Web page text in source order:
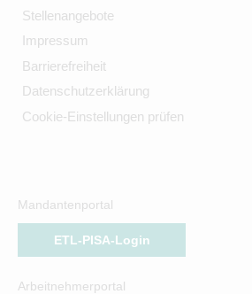
Stellenangebote
Impressum
Barrierefreiheit
Datenschutzerklärung
Cookie-Einstellungen prüfen
Mandantenportal
ETL-PISA-Login
Arbeitnehmerportal